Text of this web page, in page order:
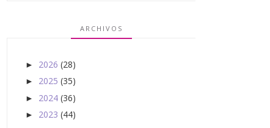
ARCHIVOS
► 2026 (28)
► 2025 (35)
► 2024 (36)
► 2023 (44)